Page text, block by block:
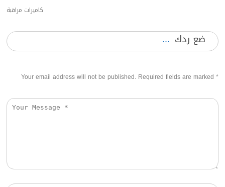
كاميرات مراقبة
ضع ردك
Your email address will not be published. Required fields are marked *